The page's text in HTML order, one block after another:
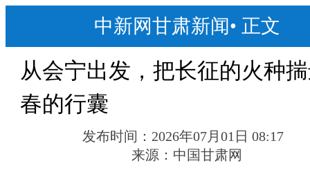
中新网甘肃新闻• 正文
从会宁出发，把长征的火种
春的行囊
发布时间： 2026年07月01日 08:17
来源： 中国甘肃网